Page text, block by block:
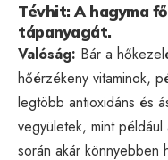
Tévhit: A hagyma
tápanyagát.
Valóság: Bár a
hőérzékeny vitaminok,
legtöbb antioxidáns és
vegyületek, mint
során akár könnyebben